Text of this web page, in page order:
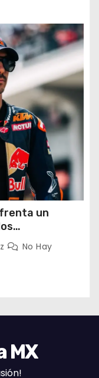
un
No Hay
MX